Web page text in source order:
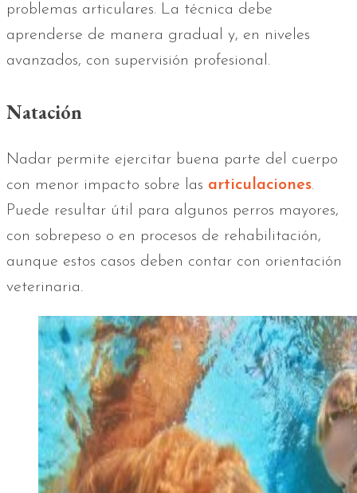
problemas articulares. La técnica debe
aprenderse de manera gradual y, en niveles
avanzados, con supervisión profesional.
Natación
Nadar permite ejercitar buena parte del cuerpo
con menor impacto sobre las articulaciones.
Puede resultar útil para algunos perros mayores,
con sobrepeso o en procesos de rehabilitación,
aunque estos casos deben contar con orientación
veterinaria.